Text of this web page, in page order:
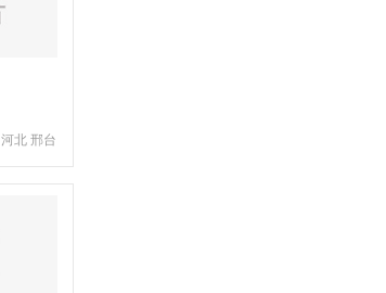
河北 邢台